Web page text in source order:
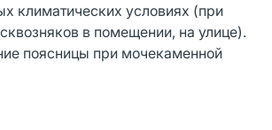
климатических условиях (при
в помещении, на улице).
поясницы при мочекаменной